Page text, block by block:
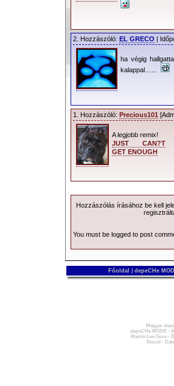
2. Hozzászóló: EL GRECO |
ha végig
kalappal…...
1. Hozzászóló: Precious101
A legjobb remix!
JUST CAN?T
GET ENOUGH
Hozzászólás írásához be kell
You must be logged to post
Főoldal depeCHe
Magyar
depeCHe MODE -
Martin Lee Gore -
Recoil -